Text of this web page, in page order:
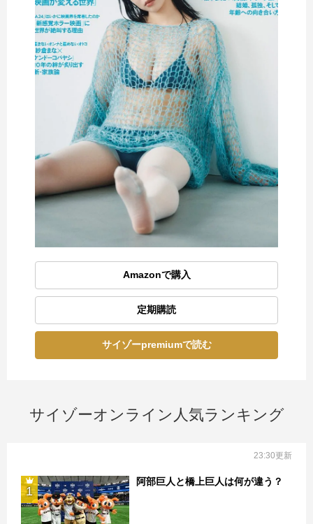
Amazonで購入
定期購読
サイゾーpremiumで読む
サイゾーオンライン人気ランキング
23:30更新
1
阿部巨人と橋上巨人は何が違う？